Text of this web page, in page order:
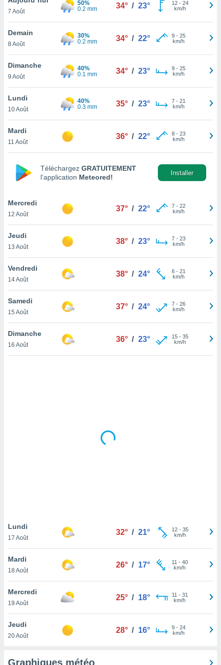
et
»,
au
vous
qu'ils
ou
le
ainsi
un
la
du
votre
à
en
le
notre
que
et que
7 Août
50%
0.2 mm
34° / 23° 12- 24
km/h
Demain
8 Août
30%
0.2 mm
34° / 22° 9- 25
km/h
Dimanche
9 Août
40%
0.1 mm
34° / 23° 9- 25
km/h
Lundi
10 Août
40%
0.3 mm
35° / 23° 7- 21
km/h
Mardi
11 Août
36° / 22° 8- 23
km/h
Téléchargez GRATUITEMENT
l’application Meteored!
Installer
Mercredi
12 Août
37° / 22° 7- 22
km/h
Jeudi
13 Août
38° / 23° 7- 23
km/h
Vendredi
14 Août
38° / 24° 6- 21
km/h
Samedi
15 Août
37° / 24° 7- 26
km/h
Dimanche
16 Août
36° / 23° 15- 35
km/h
Lundi
17 Août
32° / 21° 12- 35
km/h
Mardi
18 Août
26° / 17° 11 - 40
km/h
Mercredi
19 Août
25° / 18° 11 - 31
km/h
Jeudi
20 Août
28° / 16° 9- 24
km/h
Graphiques météo